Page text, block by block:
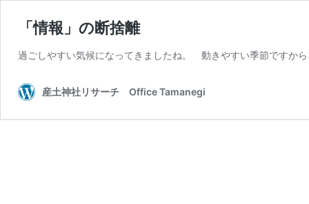
「情報」の断捨離
過ごしやすい気候になってきましたね。 動きやすい季節です
産土神社リサーチ Office Tamanegi